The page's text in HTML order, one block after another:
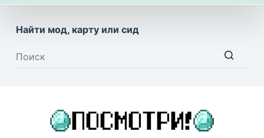
Найти мод, карту или сид